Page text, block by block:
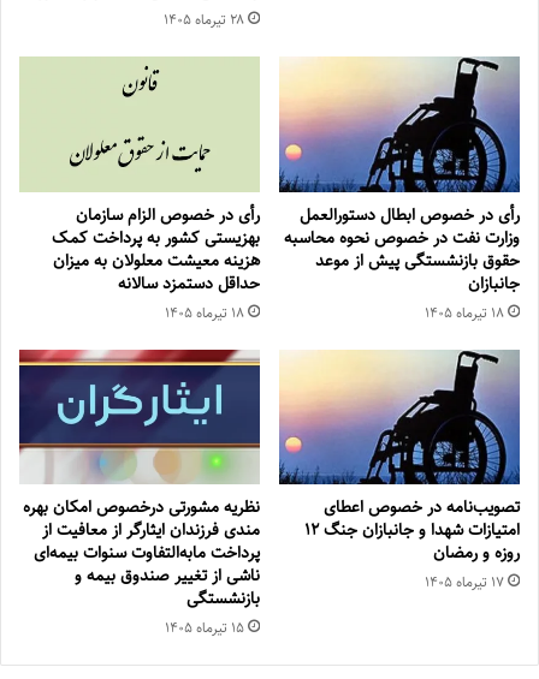
۲۸ تیر‌ماه ۱۴۰۵
رأی در خصوص ابطال دستورالعمل
وزارت نفت در خصوص نحوه محاسبه
حقوق بازنشستگی پیش از موعد
جانبازان
۱۸ تیر‌ماه ۱۴۰۵
رأی در خصوص الزام سازمان
بهزیستی کشور به پرداخت کمک
هزینه معیشت معلولان به میزان
حداقل دستمزد سالانه
۱۸ تیر‌ماه ۱۴۰۵
تصویب‌نامه در خصوص اعطای
امتیازات شهدا و جانبازان جنگ 12
روزه و رمضان
۱۷ تیر‌ماه ۱۴۰۵
نظریه مشورتی درخصوص امکان بهره
مندی فرزندان ایثارگر از معافیت از
پرداخت مابه‌التفاوت سنوات بیمه‌ای
ناشی از تغییر صندوق بیمه‌ و
بازنشستگی
۱۵ تیر‌ماه ۱۴۰۵